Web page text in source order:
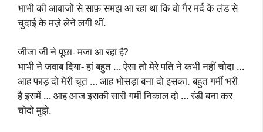
भाभी की आवाजों से साफ़ समझ आ रहा था कि वो गैर मर्द के लंड से
चुदाई के मज़े लेने लगी थीं.
जीजा जी ने पूछा- मजा आ रहा है?
भाभी ने जवाब दिया- हां बहुत … ऐसा तो मेरे पति ने कभी नहीं चोदा …
आह फाड़ दो मेरी चूत … आह भोसड़ा बना दो इसका. बहुत गर्मी भरी
है इसमें … आह आज इसकी सारी गर्मी निकाल दो … रंडी बना कर
चोदो मुझे.